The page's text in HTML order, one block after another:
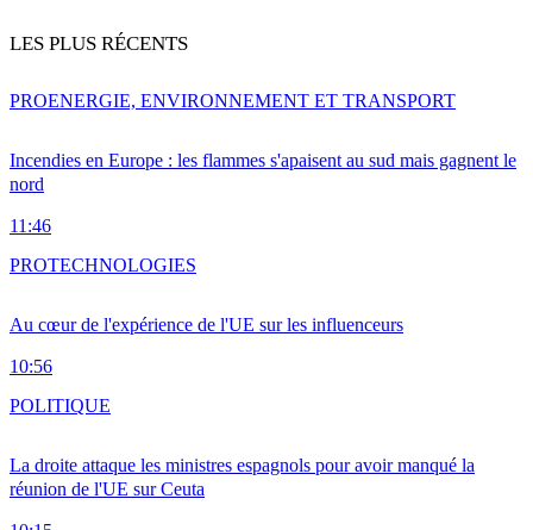
LES PLUS RÉCENTS
Incendies en Europe : les flammes s'apaisent au sud mais gagnent le
nord
11:46
PROENERGIE, ENVIRONNEMENT ET TRANSPORT
Au cœur de l'expérience de l'UE sur les influenceurs
10:56
PROTECHNOLOGIES
La droite attaque les ministres espagnols pour avoir manqué la
réunion de l'UE sur Ceuta
POLITIQUE